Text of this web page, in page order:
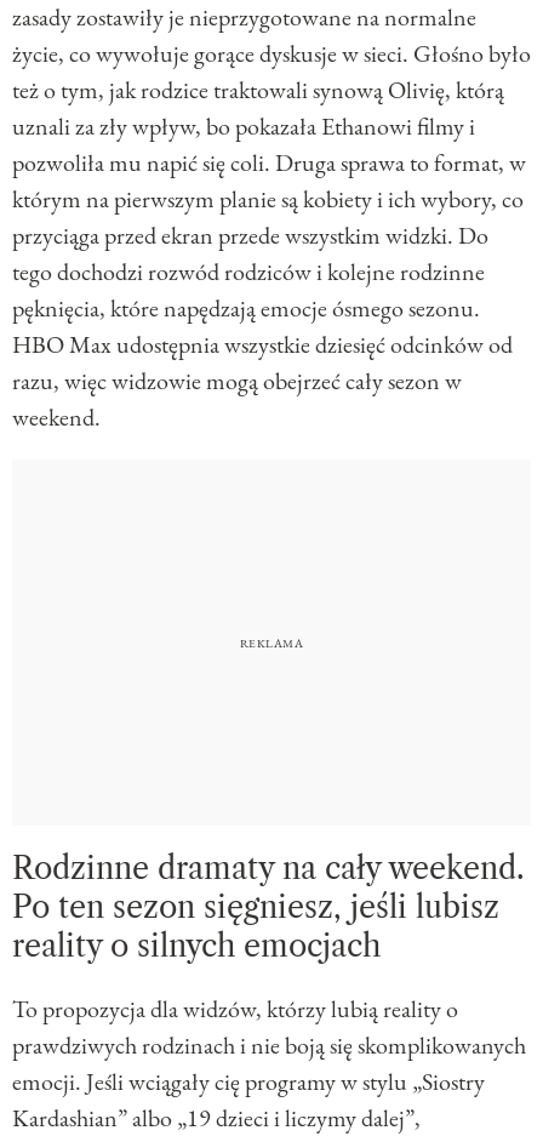
zasady zostawiły je nieprzygotowane na normalne
życie, co wywołuje gorące dyskusje w sieci. Głośno było
też o tym, jak rodzice traktowali synową Olivię, którą
uznali za zły wpływ, bo pokazała Ethanowi filmy i
pozwoliła mu napić się coli. Druga sprawa to format, w
którym na pierwszym planie są kobiety i ich wybory, co
przyciąga przed ekran przede wszystkim widzki. Do
tego dochodzi rozwód rodziców i kolejne rodzinne
pęknięcia, które napędzają emocje ósmego sezonu.
HBO Max udostępnia wszystkie dziesięć odcinków od
razu, więc widzowie mogą obejrzeć cały sezon w
weekend.
Rodzinne dramaty na cały weekend.
Po ten sezon sięgniesz, jeśli lubisz
reality o silnych emocjach
To propozycja dla widzów, którzy lubią reality o
prawdziwych rodzinach i nie boją się skomplikowanych
emocji. Jeśli wciągały cię programy w stylu „Siostry
Kardashian” albo „19 dzieci i liczymy dalej”,